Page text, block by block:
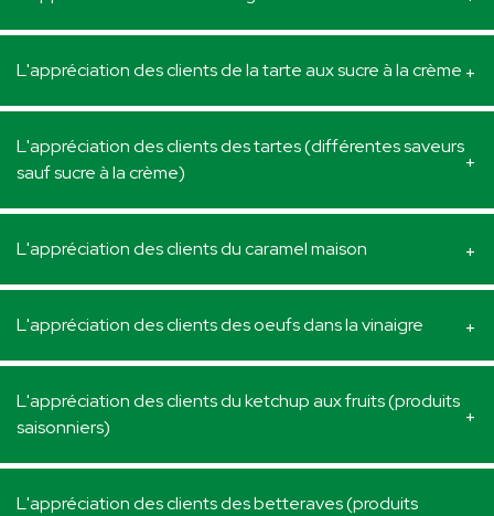
L'appréciation des clients de la tarte aux sucre à la crème
L'appréciation des clients des tartes (différentes saveurs
sauf sucre à la crème)
L'appréciation des clients du caramel maison
L'appréciation des clients des oeufs dans la vinaigre
L'appréciation des clients du ketchup aux fruits (produits
saisonniers)
L'appréciation des clients des betteraves (produits